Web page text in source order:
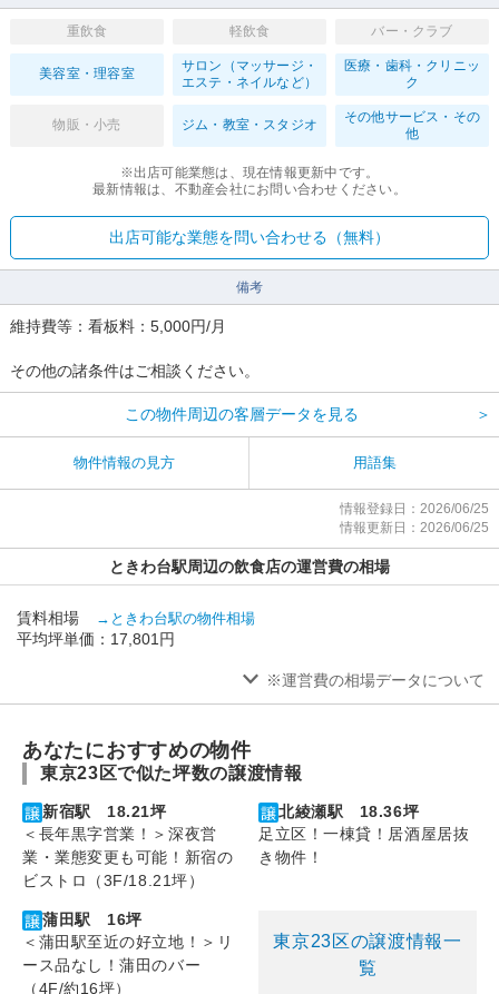
重飲食 軽飲食 バー・クラブ
美容室・理容室
サロン（マッサージ・
エステ・ネイルなど）
医療・歯科・クリニッ
ク
物販・小売 ジム・教室・スタジオ
その他サービス・その
他
※出店可能業態は、現在情報更新中です。
最新情報は、不動産会社にお問い合わせください。
出店可能な業態を問い合わせる（無料）
備考
維持費等：看板料：5,000円/月
その他の諸条件はご相談ください。
この物件周辺の客層データを見る ＞
物件情報の見方 用語集
情報登録日：2026/06/25
情報更新日：2026/06/25
ときわ台駅周辺の飲食店の運営費の相場
賃料相場 →ときわ台駅の物件相場
平均坪単価：17,801円
※運営費の相場データについて
あなたにおすすめの物件
東京23区で似た坪数の譲渡情報
新宿駅 18.21坪
＜長年黒字営業！＞深夜営
業・業態変更も可能！新宿の
ビストロ（3F/18.21坪）
北綾瀬駅 18.36坪
足立区！一棟貸！居酒屋居抜
き物件！
蒲田駅 16坪
＜蒲田駅至近の好立地！＞リ
ース品なし！蒲田のバー
（4F/約16坪）
東京23区の譲渡情報一
覧